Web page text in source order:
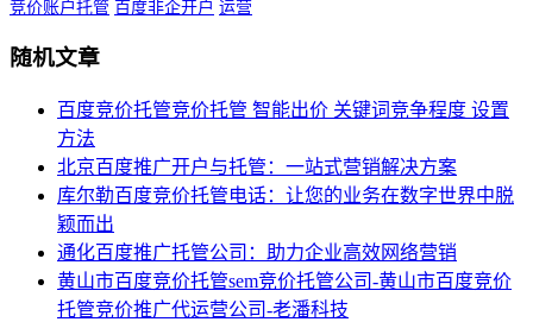
竞价账户托管 百度非企开户 运营
随机文章
百度竞价托管竞价托管 智能出价 关键词竞争程度 设置
方法
北京百度推广开户与托管：一站式营销解决方案
库尔勒百度竞价托管电话：让您的业务在数字世界中脱
颖而出
通化百度推广托管公司：助力企业高效网络营销
黄山市百度竞价托管sem竞价托管公司-黄山市百度竞价
托管竞价推广代运营公司-老潘科技